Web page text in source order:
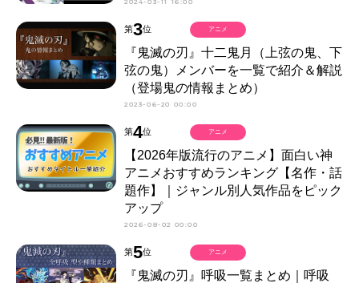
第3位
『鬼滅の刃』十二鬼月（上弦の鬼、下
弦の鬼）メンバーを一覧で紹介＆解説
（登場鬼の情報まとめ）
2023-06-20 00:00
アニメ
第4位
【2026年版流行のアニメ】面白い神
アニメおすすめランキング【名作・話
題作】｜ジャンル別人気作品をピック
アップ
2026-08-02 00:00
アニメ
第5位
『鬼滅の刃』呼吸一覧まとめ｜呼吸
アニメ